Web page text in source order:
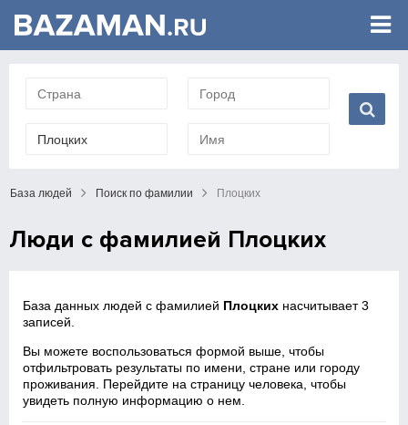
База людей Поиск по фамилии Плоцких
Люди с фамилией Плоцких
База данных людей с фамилией Плоцких насчитывает 3
записей.
Вы можете воспользоваться формой выше, чтобы
отфильтровать результаты по имени, стране или городу
проживания. Перейдите на страницу человека, чтобы
увидеть полную информацию о нем.